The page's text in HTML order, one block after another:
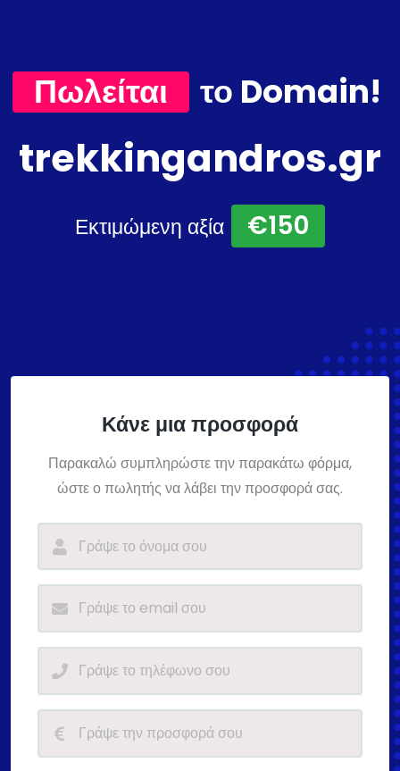
Πωλείται το Domain!
trekkingandros.gr
Εκτιμώμενη αξία €150
Κάνε μια προσφορά
Παρακαλώ συμπληρώστε την παρακάτω φόρμα,
ώστε ο πωλητής να λάβει την προσφορά σας.